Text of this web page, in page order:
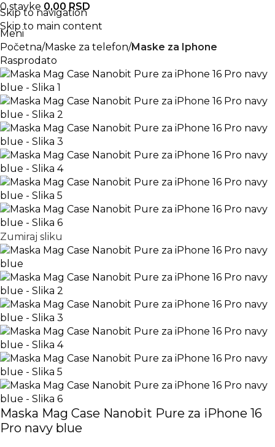
Skip to navigation
Skip to main content
0stavke 0,00 RSD
Meni
Početna Maske za telefon Maske za Iphone
Rasprodato
Zumiraj sliku
Maska Mag Case Nanobit Pure za iPhone 16
Pro navy blue